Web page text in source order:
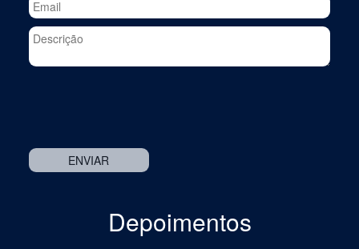
Depoimentos